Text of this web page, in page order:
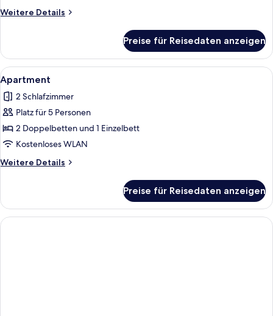
Weitere Details
Weitere
Supérieur
Preise für Reisedaten anzeigen
Alle
Fotos
für
Apartment
anzeigen
Ein Hotelzimmer mit einem großen
1
Apartment
2 Schlafzimmer
Platz für 5 Personen
2 Doppelbetten und 1 Einzelbett
Kostenloses WLAN
Weitere Details
Weitere
Preise für Reisedaten anzeigen